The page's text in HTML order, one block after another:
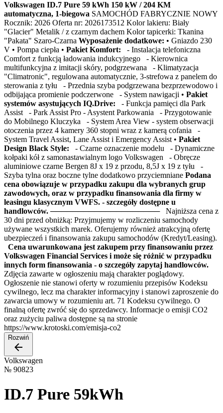
Volkswagen ID.7 Pure 59 kWh 150 kW / 204 KM
automatyczna, 1-biegowa SAMOCHÓD FABRYCZNIE NOWY
Rocznik: 2026 Oferta nr: 2026173512 Kolor lakieru: Biały
"Glacier" Metalik / z czarnym dachem Kolor tapicerki: Tkanina
"Pakata" Szaro-Czarna Wyposażenie dodatkowe: • Gniazdo 230
V • Pompa ciepła • Pakiet Komfort: - Instalacja telefoniczna
Comfort z funkcją ładowania indukcyjnego - Kierownica
multifunkcyjna z imitacji skóry, podgrzewana - Klimatyzacja
"Climatronic", regulowana automatycznie, 3-strefowa z panelem do
sterowania z tyłu - Przednia szyba podgrzewana bezprzewodowo i
odbijająca promienie podczerwone - System nawigacji • Pakiet
systemów asystujących IQ.Drive: - Funkcja pamięci dla Park
Assist - Park Assist Pro - Asystent Parkowania - Przygotowanie
do Mobilnego Kluczyka - System Area View - system obserwacji
otoczenia przez 4 kamery 360 stopni wraz z kamerą cofania -
System Travel Assist, Lane Assist i Emergency Assist • Pakiet
Design Black Style: - Czarne oznaczenie modelu - Dynamiczne
kołpaki kół z samonastawialnym logo Volkswagen - Obręcze
aluminiowe czarne Bergen 8J x 19 z przodu, 8,5J x 19 z tyłu -
Szyba tylna oraz boczne tylne dodatkowo przyciemniane Podana
cena obowiązuje w przypadku zakupu dla wybranych grup
zawodowych, oraz w przypadku finansowania dla firmy w
leasingu klasycznym VWFS. - szczegóły dostępne u
handlowców. ──────────────────── Najniższa cena z
30 dni przed obniżką: Przyjmujemy w rozliczeniu samochody
używane wszystkich marek. Oferujemy również atrakcyjną ofertę
ubezpieczeń i finansowania zakupu samochodów (Kredyt/Leasing).
Cena uwarunkowana jest zakupem przy finansowaniu przez
Volkswagen Financial Services i może się różnić w przypadku
innych form finansowania - o szczegóły zapytaj handlowców.
Zdjęcia zawarte w ogłoszeniu mają charakter poglądowy.
Ogłoszenie nie stanowi oferty w rozumieniu przepisów Kodeksu
cywilnego, lecz ma charakter informacyjny i stanowi zaproszenie do
zawarcia umowy w rozumieniu art. 71 Kodeksu cywilnego. O
finalną ofertę zwróć się do sprzedawcy. Informacje o emisji CO2
oraz zużyciu paliwa dostępne są na stronie
https://www.krotoski.com/emisja-co2
Rozwiń
Volkswagen
№ 90823
ID.7 Pure 59kWh